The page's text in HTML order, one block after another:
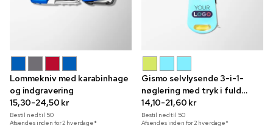
Lommekniv med karabinhage
og indgravering
15,30-24,50 kr
Bestil ned til 50
Afsendes inden for 2 hverdage*
Gismo selvlysende 3-i-1-
nøglering med tryk i fuld
farve
14,10-21,60 kr
Bestil ned til 50
Afsendes inden for 2 hverdage*